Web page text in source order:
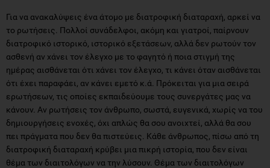
Για να ανακαλύψεις ένα άτομο με διατροφική διαταραχή, αρκεί να
το ρωτήσεις. Πολλοί συνάδελφοι, ακόμη και γιατροί, παίρνουν
διατροφικό ιστορικό, ιστορικό εξετάσεων, αλλά δεν ρωτούν τον
ασθενή αν χάνει τον έλεγχο με το φαγητό ή ποια στιγμή της
ημέρας αισθάνεται ότι χάνει τον έλεγχο, τι κάνει όταν αισθάνεται
ότι έχει παραφάει, αν κάνει εμετό κ.ά. Πρόκειται για μια σειρά
ερωτήσεων, τις οποίες εκπαιδεύουμε τους συνεργάτες μας να
κάνουν. Αν ρωτήσεις τον άνθρωπο, σωστά, ευγενικά, χωρίς να του
δημιουργήσεις ενοχές, όχι απλώς θα σου ανοιχτεί, αλλά θα σου
πει πράγματα που δεν θα πιστεύεις. Κάθε άνθρωπος, πίσω από τη
διατροφική διαταραχή κρύβει μια πικρή ιστορία, που δεν είναι
θέμα των διαιτολόγων να την λύσουν. Θέμα των διαιτολόγων